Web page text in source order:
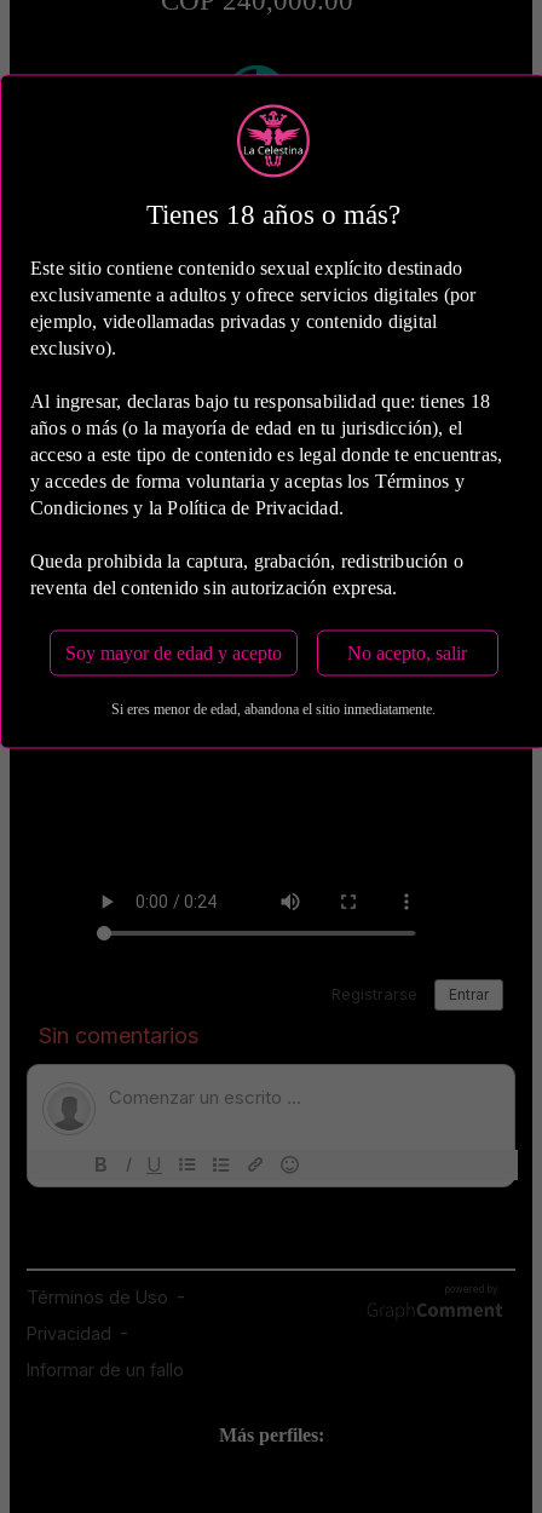
Tienes 18 años o más?
Este sitio contiene contenido sexual explícito destinado
exclusivamente a adultos y ofrece servicios digitales (por
ejemplo, videollamadas privadas y contenido digital
exclusivo).
Al ingresar, declaras bajo tu responsabilidad que: tienes 18
años o más (o la mayoría de edad en tu jurisdicción), el
acceso a este tipo de contenido es legal donde te encuentras,
y accedes de forma voluntaria y aceptas los Términos y
Condiciones y la Política de Privacidad.
Queda prohibida la captura, grabación, redistribución o
reventa del contenido sin autorización expresa.
Soy mayor de edad y acepto No acepto, salir
Si eres menor de edad, abandona el sitio inmediatamente.
2 Horas
COP 390,000.00
COP 650,000.00
Estas tarifas incluyen transporte y preservativos
Más perfiles: